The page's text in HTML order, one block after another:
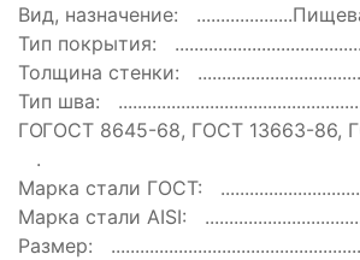
Вид, назначение:
Тип покрытия:
Толщина стенки:
Тип шва:
ГОСТ:
ГОСТ 8645-68, ГОСТ 13663-86,
Марка стали ГОСТ:
Марка стали AISI:
Размер: